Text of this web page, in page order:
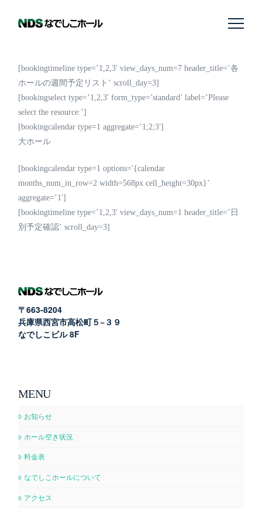
[bookingtimeline type=’1,2,3′ view_days_num=7 header_title=’各
ホールの週間予定リスト’ scroll_day=3]
[bookingselect type=’1,2,3′ form_type=’standard’ label=’Please
select the resource:’]
[bookingcalendar type=1 aggregate=’1;2;3′]
大ホール
[bookingcalendar type=1 options='{calendar
months_num_in_row=2 width=568px cell_height=30px}’
aggregate=’1′]
[bookingtimeline type=’1,2,3′ view_days_num=1 header_title=’日
別予定確認’ scroll_day=3]
〒663-8204
兵庫県西宮市高松町５−３９
なでしこビル 8F
MENU
お知らせ
ホール空き状況
料金表
なでしこホールについて
アクセス